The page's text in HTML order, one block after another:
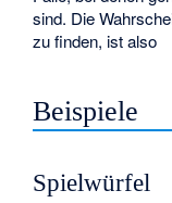
sind. Die
zu finden, ist also
Beispiele
Spielwürfel